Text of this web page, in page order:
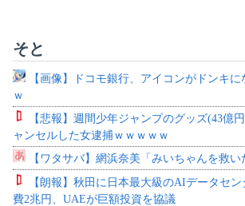
そと
【画像】ドコモ銀行、アイコンがドンキ
ｗ
【悲報】週間少年ジャンプのグッズ(43億
ャンセルした女逮捕ｗｗｗｗｗ
【ワタサバ】網浜奈美「みいちゃんを救い
【朗報】秋田に日本最大級のAIデータセ
費2兆円、UAEが巨額投資を協議